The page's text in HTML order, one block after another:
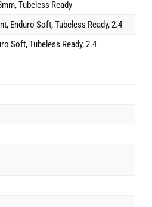
Tubeless Ready
Enduro Soft, Tubeless Ready, 2.4
Soft, Tubeless Ready, 2.4